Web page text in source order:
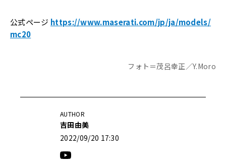
公式ページ https://www.maserati.com/jp/ja/models/
mc20
フォト＝茂呂幸正／Y.Moro
AUTHOR
吉田由美
2022/09/20 17:30